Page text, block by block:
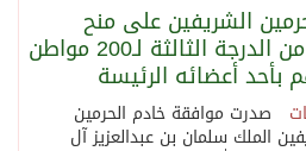
الشريفين على منح
وسام الملك عبدالعزيز من الدرجة الثالثة لـ200 مواطن
بأحد أعضائه الرئيسة
صدرت موافقة خادم الحرمين
الملك سلمان بن عبدالعزيز آل